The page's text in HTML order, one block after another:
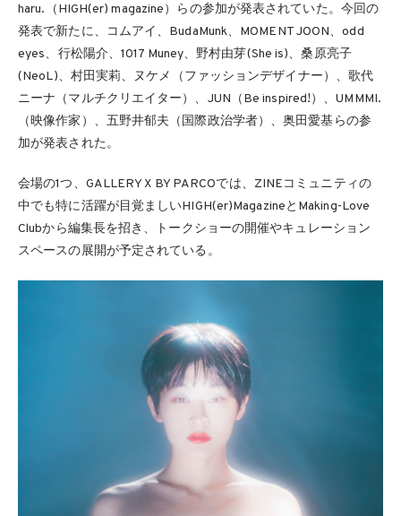
haru.（HIGH(er) magazine）らの参加が発表されていた。今回の
発表で新たに、コムアイ、BudaMunk、MOMENT JOON、odd
eyes、行松陽介、1017 Muney、野村由芽(She is)、桑原亮子
(NeoL)、村田実莉、ヌケメ（ファッションデザイナー）、歌代
ニーナ（マルチクリエイター）、JUN（Be inspired!）、UMMMI.
（映像作家）、五野井郁夫（国際政治学者）、奥田愛基らの参
加が発表された。
会場の1つ、GALLERY X BY PARCOでは、ZINEコミュニティの
中でも特に活躍が目覚ましいHIGH(er)MagazineとMaking-Love
Clubから編集長を招き、トークショーの開催やキュレーション
スペースの展開が予定されている。